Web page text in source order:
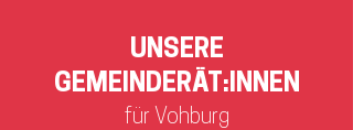
UNSERE
GEMEINDERÄT:INNEN
für Vohburg